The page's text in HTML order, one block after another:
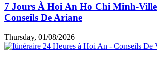
Où Dormir à Hoi An? Top 10
Luxe à Hoi An